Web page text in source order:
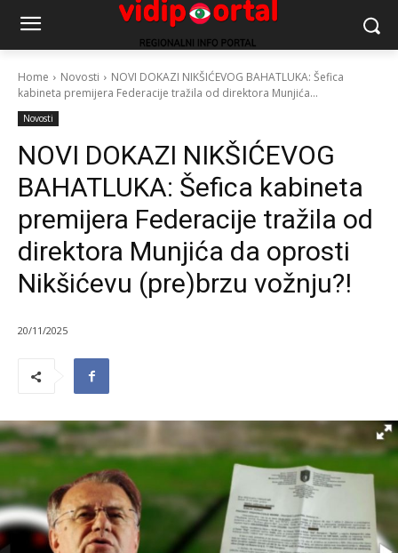
Home Novosti
NOVI DOKAZI NIKŠIĆEVOG BAHATLUKA: Šefica
kabineta premijera Federacije tražila od direktora Munjića...
Novosti
NOVI DOKAZI NIKŠIĆEVOG
BAHATLUKA: Šefica kabineta
premijera Federacije tražila od
direktora Munjića da oprosti
Nikšićevu (pre)brzu vožnju?!
20/11/2025